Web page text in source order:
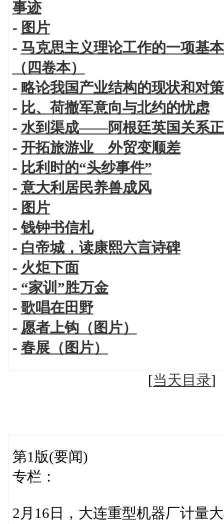
事迹
- 图片
- 马克思主义理论工作的一项基
（四卷本）
- 略论我国产业结构的现状和对策
- 比、荷撤军意向与北约的忧虑
- 水到渠成——阿根廷英国关系
- 开拓旅游业 外贸变顺差
- 比利时的“头纱事件”
- 意大利居民养兽成风
- 图片
-钱钟书信札
- 白帝城，读康熙六言诗碑
- 火炬下面
- “家训”胜万金
- 歌唱在田野
- 愿者上钩（图片）
- 春展（图片）
[当天目录
第1版(要闻)
专栏：
2月16日，大连重型机器厂计量